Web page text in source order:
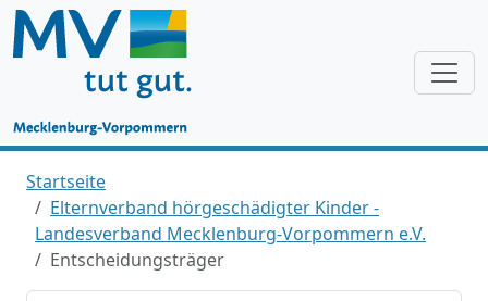
Startseite
Elternverband hörgeschädigter Kinder -
Landesverband Mecklenburg-Vorpommern e.V.
Entscheidungsträger